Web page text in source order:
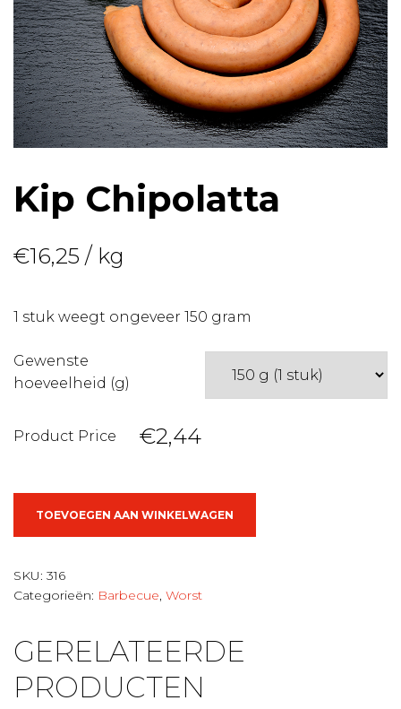
Kip Chipolatta
€16,25 / kg
1 stuk weegt ongeveer 150 gram
Gewenste
hoeveelheid (g)
Product Price €2,44
TOEVOEGEN AAN WINKELWAGEN
SKU: 316
Categorieën: Barbecue, Worst
GERELATEERDE
PRODUCTEN